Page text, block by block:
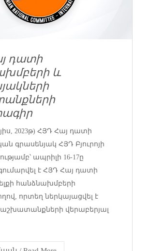
դատի
և
2023թ) ՀՅԴ Հայ դատի
գրասենյակ ՀՅԴ Բյուրոյի
ապրիլի 16-17ը
է ՀՅԴ Հայ դատի
հանձնախմբերի
որտեղ ներկայացվել է
աշխատանքների վերաբերյալ